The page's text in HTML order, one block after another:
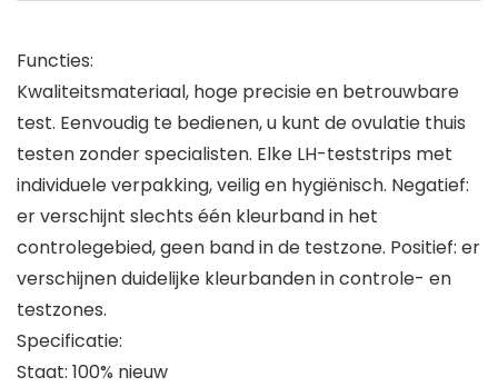
Functies:
Kwaliteitsmateriaal, hoge precisie en betrouwbare
test. Eenvoudig te bedienen, u kunt de ovulatie thuis
testen zonder specialisten. Elke LH-teststrips met
individuele verpakking, veilig en hygiënisch. Negatief:
er verschijnt slechts één kleurband in het
controlegebied, geen band in de testzone. Positief: er
verschijnen duidelijke kleurbanden in controle- en
testzones.
Specificatie:
Staat: 100% nieuw